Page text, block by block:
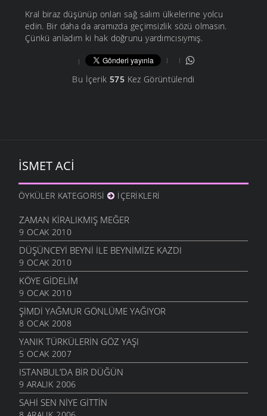
Kral biraz düşünüp onları sağ salım ülkelerine yolcu
edin. Bir daha da aramızda geçimsizlik sözü olmasın.
Çünkü anladım ki hak doğrunu yardımcısıymış.
Bu İçerik 575Kez Görüntülendi
İSMET ACI
ÖYKÜLER KATEGORISI İÇERIKLERI
ZAMAN KIRALIKMIŞ MEĞER
9 OCAK 2010
DÜŞÜNCEYI BEYNI İLE BEYNIMIZE KAZDI
9 OCAK 2010
KÖYE GIDELIM
9 OCAK 2010
ŞIMDI YAĞMUR GÖNLÜME YAĞIYOR
8 OCAK 2008
YANIK TÜRKÜLERIN GÖZ YAŞI
5 OCAK 2007
ISTANBUL’DA BIR DÜĞÜN
9 ARALIK 2006
SAHI SEN NIYE GITTIN